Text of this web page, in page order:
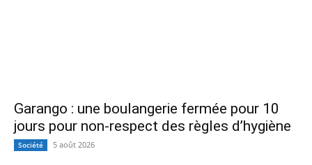
Garango : une boulangerie fermée pour 10
jours pour non-respect des règles d’hygiène
Société 5 août 2026